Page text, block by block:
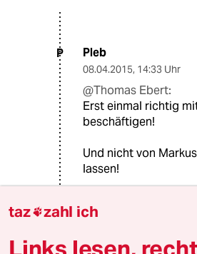
P Pleb
08.04.2015, 14:33 Uhr
@Thomas Ebert:
Erst einmal richtig
beschäftigen!
Und nicht von
lassen!
eines
Erbschaftssteuer zu
taz zahl ich